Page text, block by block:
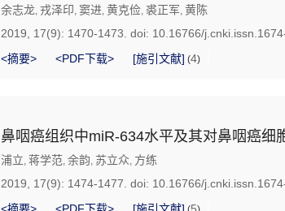
余志龙, 戎泽印, 窦进, 黄克俭, 裘正军, 黄陈
2019, 17(9): 1470-1473. doi: 10.16766/
<摘要>
<PDF下载> [施引文献] (4)
鼻咽癌组织中miR-634水平及其对鼻咽癌细
浦立, 蒋学范, 余韵, 苏立众, 方练
2019, 17(9): 1474-1477. doi: 10.16766/